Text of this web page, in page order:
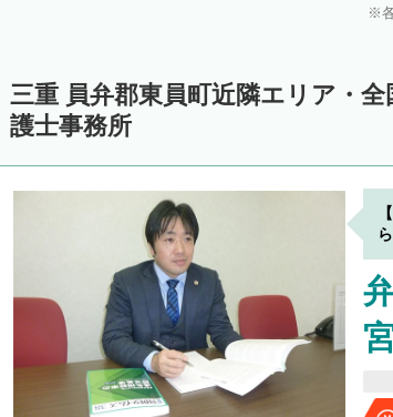
三重 員弁郡東員町近隣エリア・
護士事務所